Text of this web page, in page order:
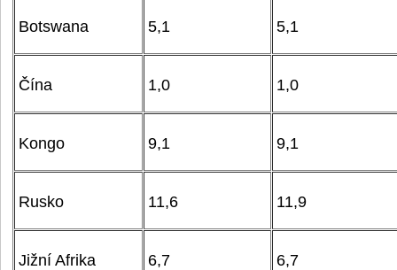
Botswana 5,1 5,1
Čína 1,0 1,0
Kongo 9,1 9,1
Rusko 11,6 11,9
Jižní Afrika 6,7 6,7